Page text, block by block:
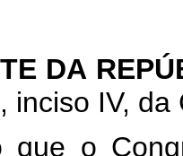
DA
inciso IV, da
que o